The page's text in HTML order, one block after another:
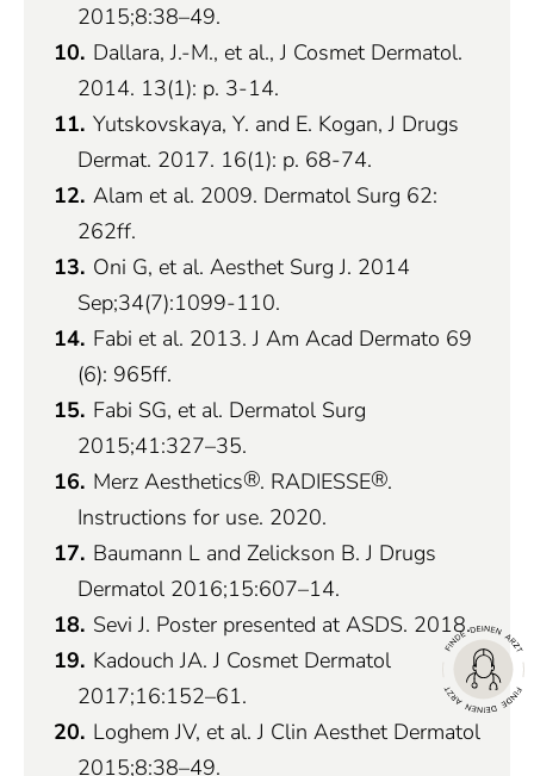
2015;8:38–49.
Dallara, J.-M., et al., J Cosmet Dermatol.
2014. 13(1): p. 3-14.
Yutskovskaya, Y. and E. Kogan, J Drugs
Dermat. 2017. 16(1): p. 68-74.
Alam et al. 2009. Dermatol Surg 62:
262ff.
Oni G, et al. Aesthet Surg J. 2014
Sep;34(7):1099-110.
Fabi et al. 2013. J Am Acad Dermato 69
(6): 965ff.
Fabi SG, et al. Dermatol Surg
2015;41:327–35.
Merz Aesthetics®. RADIESSE®.
Instructions for use. 2020.
Baumann L and Zelickson B. J Drugs
Dermatol 2016;15:607–14.
Sevi J. Poster presented at ASDS. 2018.
Kadouch JA. J Cosmet Dermatol
2017;16:152–61.
Loghem JV, et al. J Clin Aesthet Dermatol
2015;8:38–49.